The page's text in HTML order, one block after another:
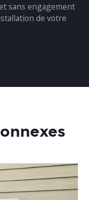
sans engagement
de votre